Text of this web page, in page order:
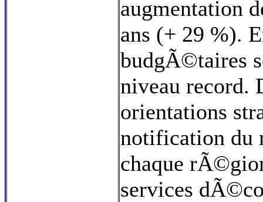
augmentation
ans (+ 29 %).
budgÃ©taires
niveau
orientations
notification du
chaque
services